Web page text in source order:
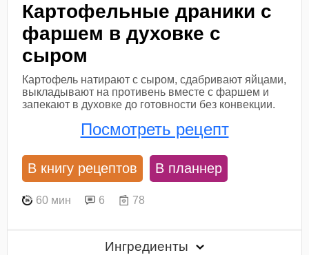
Картофельные драники с
фаршем в духовке с
сыром
Картофель натирают с сыром, сдабривают яйцами,
выкладывают на противень вместе с фаршем и
запекают в духовке до готовности без конвекции.
Посмотреть рецепт
В книгу рецептов В планнер
60 мин 6 78
Ингредиенты